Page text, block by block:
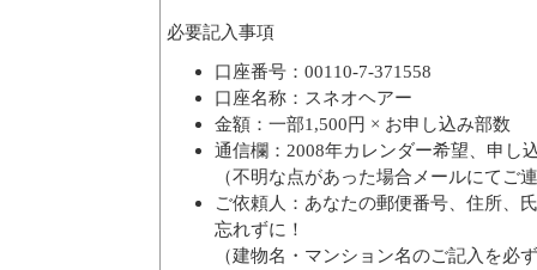
必要記入事項
口座番号：00110-7-371558
口座名称：スネオヘアー
金額：一部1,500円 × お申し込み部数
通信欄：2008年カレンダー希望、申し
（不明な点があった場合メールにてご
ご依頼人：あなたの郵便番号、住所、
忘れずに！
（建物名・マンション名のご記入を必